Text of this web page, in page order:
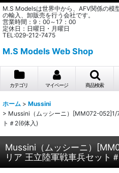
M.S Modelsは世界中から、AFV関係の模
の輸入、卸販売を行う会社です。
営業時間：9：00～17：00
定休日：日曜日・月曜日
TEL:029-212-7475
M.S Models Web Shop
カテゴリ マイページ 商品検索
ホーム > Mussini
> Mussini（ムッシーニ）[MM072-052]1/
ト＃2(6体入)
Mussini（ムッシーニ）
リア 王立陸軍戦車兵セット